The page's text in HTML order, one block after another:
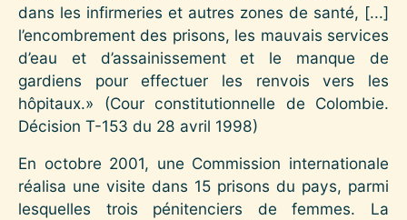
dans les infirmeries et autres zones de santé, [...]
l’encombrement des prisons, les mauvais services
d’eau et d’assainissement et le manque de
gardiens pour effectuer les renvois vers les
hôpitaux.» (Cour constitutionnelle de Colombie.
Décision T-153 du 28 avril 1998)
En octobre 2001, une Commission internationale
réalisa une visite dans 15 prisons du pays, parmi
lesquelles trois pénitenciers de femmes. La